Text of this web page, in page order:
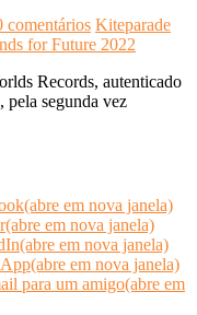
comentários Kiteparade
for Future 2022
Records, autenticado
pela segunda vez
em nova janela)
em nova janela)
em nova janela)
em nova janela)
para um amigo(abre em